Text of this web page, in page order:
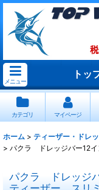
メニュー
トッ
カテゴリ マイページ
ホーム > ティーザー・ドレ
> パクラ ドレッジバー12
パクラ ドレッジ